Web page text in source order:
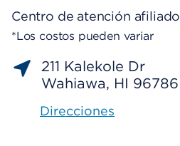
Centro de atención afiliado
*Los costos pueden variar
211 Kalekole Dr
Wahiawa, HI 96786
Direcciones